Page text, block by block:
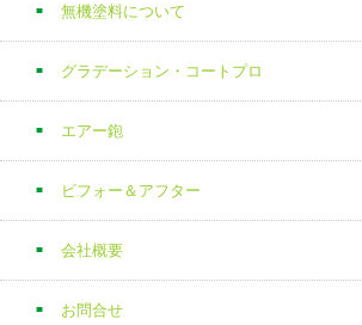
無機塗料について
グラデーション・コートプロ
エアー鉋
ビフォー＆アフター
会社概要
お問合せ